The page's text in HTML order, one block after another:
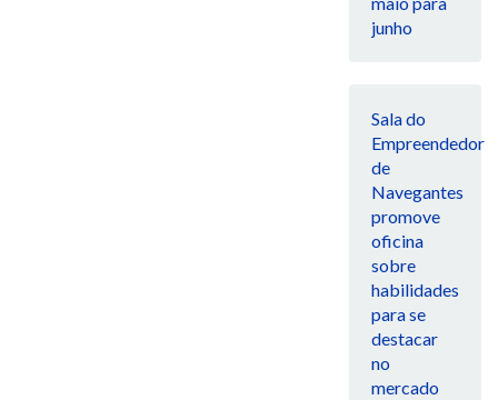
junho
Sala do
Empreendedor
de
Navegantes
promove
oficina
sobre
habilidades
para se
destacar
no
mercado